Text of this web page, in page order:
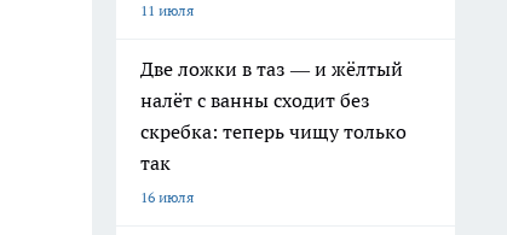
11 июля
Две ложки в таз — и жёлтый
налёт с ванны сходит без
скребка: теперь чищу только
так
16 июля